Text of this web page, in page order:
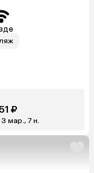
₽
мар., 7 н.